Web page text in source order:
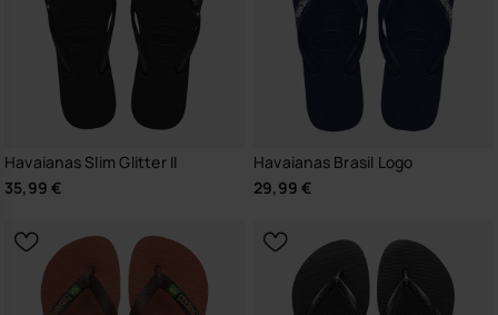
Havaianas Slim Glitter II
35,99 €
Havaianas Brasil Logo
29,99 €